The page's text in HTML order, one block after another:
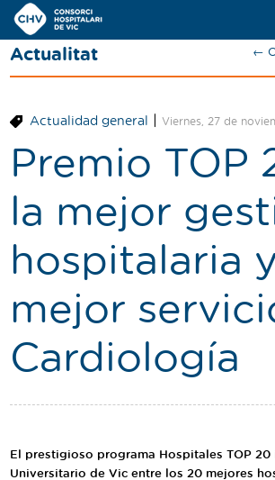
Navegación
principal
Actualidad
Oferta de plazas
Ser residente
Contacto
Buscador
Català Castellano
Segueix-nos:
Actualitat ←
Actualidad general Viernes, 27 de
Premio TOP
la mejor
hospitalaria
mejor
Cardiología
El prestigioso programa Hospitales TOP
Universitario de Vic entre los 20 mejores